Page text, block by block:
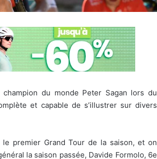
du monde Peter Sagan lors du
et capable de s’illustrer sur divers
premier Grand Tour de la saison, et on
la saison passée, Davide Formolo, 6e